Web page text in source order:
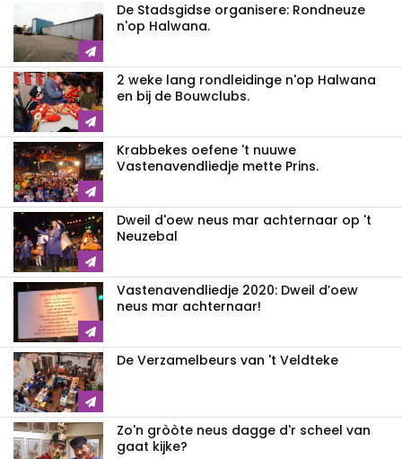
De Stadsgidse organisere: Rondneuze
n'op Halwana.
2 weke lang rondleidinge n'op Halwana
en bij de Bouwclubs.
Krabbekes oefene 't nuuwe
Vastenavendliedje mette Prins.
Dweil d'oew neus mar achternaar op 't
Neuzebal
Vastenavendliedje 2020: Dweil d’oew
neus mar achternaar!
De Verzamelbeurs van 't Veldteke
Zo'n gròòte neus dagge d'r scheel van
gaat kijke?